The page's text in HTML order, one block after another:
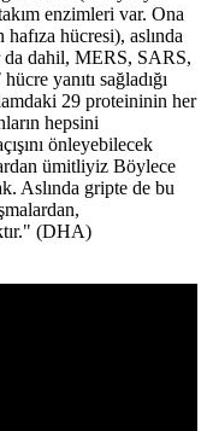
enzimleri var. Ona
hafıza hücresi), aslında
da dahil, MERS, SARS,
yanıtı sağladığı
29 proteininin her
hepsini
önleyebilecek
ümitliyiz Böylece
Aslında gripte de bu
(DHA)